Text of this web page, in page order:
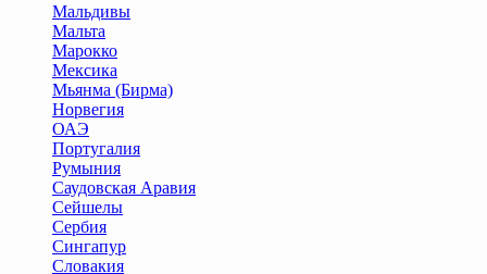
Мальдивы
Мальта
Марокко
Мексика
Мьянма (Бирма)
Норвегия
ОАЭ
Португалия
Румыния
Саудовская Аравия
Сейшелы
Сербия
Сингапур
Словакия